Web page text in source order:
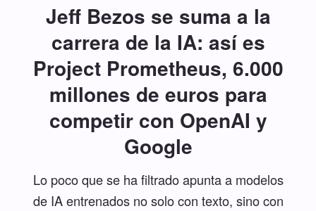
Jeff Bezos se suma a la
carrera de la IA: así es
Project Prometheus, 6.000
millones de euros para
competir con OpenAI y
Google
Lo poco que se ha filtrado apunta a modelos
de IA entrenados no solo con texto, sino con